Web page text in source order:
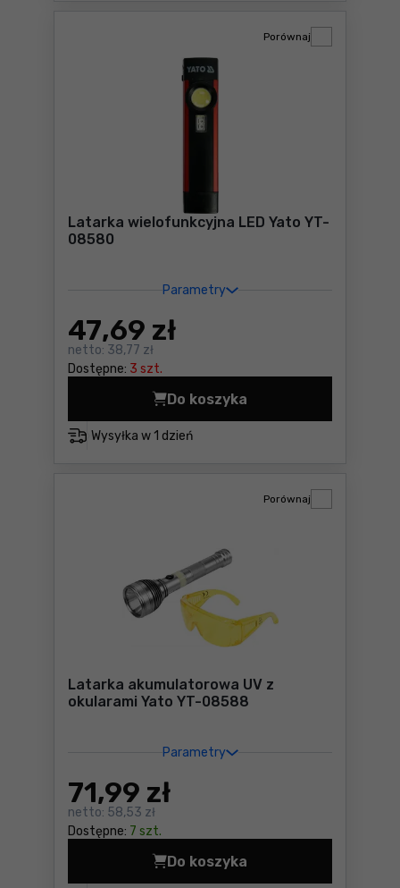
Latarka wielofunkcyjna LED Yato YT-
08580
Parametry
47,69 zł
netto: 38,77 zł
Dostępne: 3 szt.
Porównaj
Wysyłka w 1 dzień
Do koszyka
Latarka wielofunkcyjna
Latarka akumulatorowa UV z
okularami Yato YT-08588
Parametry
71,99 zł
netto: 58,53 zł
Dostępne: 7 szt.
Porównaj
Do koszyka
Latarka akumulatorowa UV